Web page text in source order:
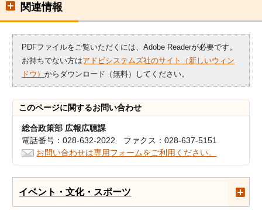
関連情報
PDFファイルをご覧いただくには、Adobe Readerが必要です。
お持ちでない方はアドビシステムズ社のサイト（新しいウィン
ドウ）からダウンロード（無料）してください。
このページに関するお問い合わせ
総合政策部 広報広聴課
電話番号：028-632-2022 ファクス：028-637-5151
お問い合わせは専用フォームをご利用ください。
イベント・文化・スポーツ